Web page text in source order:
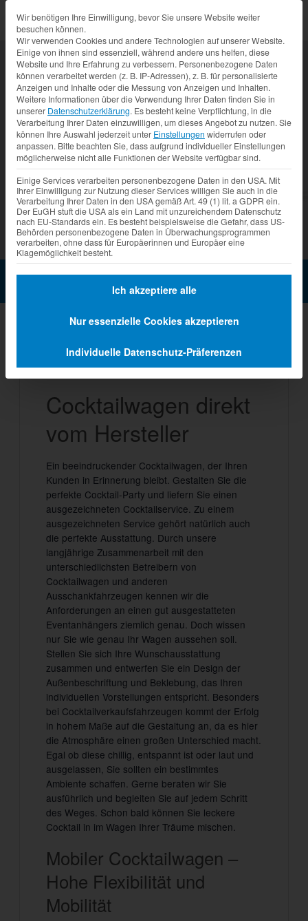
Prev
Cocktailwagen GA 5000-
Cocktailwagen direkt
vom Hersteller
Ein beeindruckender Cocktailwagen, der Ihren
Kunden in Erinnerung bleibt. Gestalten Sie die
perfekte Cocktail-Party und liefern Sie einen
ausgezeichneten Cocktailservice. Zu einem
ausgezeichneten Service gehört natürlich auch
die perfekte Ausstattung. Durch unsere
langjährige Zusammenarbeit mit den
unterschiedlichsten Betreibern von
Cocktailwagen und anderen
Ausschankfahrzeugen kennen wir die
Anforderungen an einen gut ausgestatteten
Eventanhängers ziemlich genau. Doch wissen
nur Sie wie genau Ihr Wagen aussehen soll.
Stellen Sie sich Ihre Wunschausstattung
zusammen und entwerfen Sie ein Design der
Außenbeschriftung und Beklebung, das Ihren
individuellen Vorstellungen entspricht. Besonders
bei Cocktailverkaufsfahrzeugen kommt der Erfolg
in hohem Maße auf die Gestaltung an, da es hier
die Atmosphäre einen großen Unterschied macht.
Egal ob diese chillig, entspannt ist oder laut und
ausgelassen, Sie sollten ein bestimmtes
Ambiente schaffen. Gerne beraten wir Sie
ausführlich und begleiten Sie auf jedem Schritt
des Weges. Schon bald können Sie leckere
Cocktail in im Wagen Ihrer Träume mischen.
Mobiler Cocktailwagen –
Hohe Flexibilität und
Mobilität
Datenschutz-Präferenz
Wir benötigen Ihre Einwilligung, bevor Sie unsere Website weiter
besuchen können.
Wir verwenden Cookies und andere Technologien auf unserer Website.
Einige von ihnen sind essenziell, während andere uns helfen, diese
Website und Ihre Erfahrung zu verbessern. Personenbezogene Daten
können verarbeitet werden (z. B. IP-Adressen), z. B. für personalisierte
Anzeigen und Inhalte oder die Messung von Anzeigen und Inhalten.
Weitere Informationen über die Verwendung Ihrer Daten finden Sie in
unserer Datenschutzerklärung. Es besteht keine Verpflichtung, in die
Verarbeitung Ihrer Daten einzuwilligen, um dieses Angebot zu nutzen. Sie
können Ihre Auswahl jederzeit unter Einstellungen widerrufen oder
anpassen. Bitte beachten Sie, dass aufgrund individueller Einstellungen
möglicherweise nicht alle Funktionen der Website verfügbar sind.
Einige Services verarbeiten personenbezogene Daten in den USA. Mit
Ihrer Einwilligung zur Nutzung dieser Services willigen Sie auch in die
Verarbeitung Ihrer Daten in den USA gemäß Art. 49 (1) lit. a GDPR ein.
Der EuGH stuft die USA als ein Land mit unzureichendem Datenschutz
nach EU-Standards ein. Es besteht beispielsweise die Gefahr, dass US-
Behörden personenbezogene Daten in Überwachungsprogrammen
verarbeiten, ohne dass für Europäerinnen und Europäer eine
Klagemöglichkeit besteht.
Ich akzeptiere alle
Nur essenzielle Cookies akzeptieren
Individuelle Datenschutz-Präferenzen